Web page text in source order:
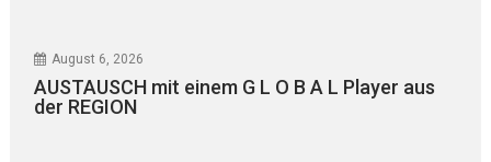
August 6, 2026
AUSTAUSCH mit einem G L O B A L Player aus
der REGION